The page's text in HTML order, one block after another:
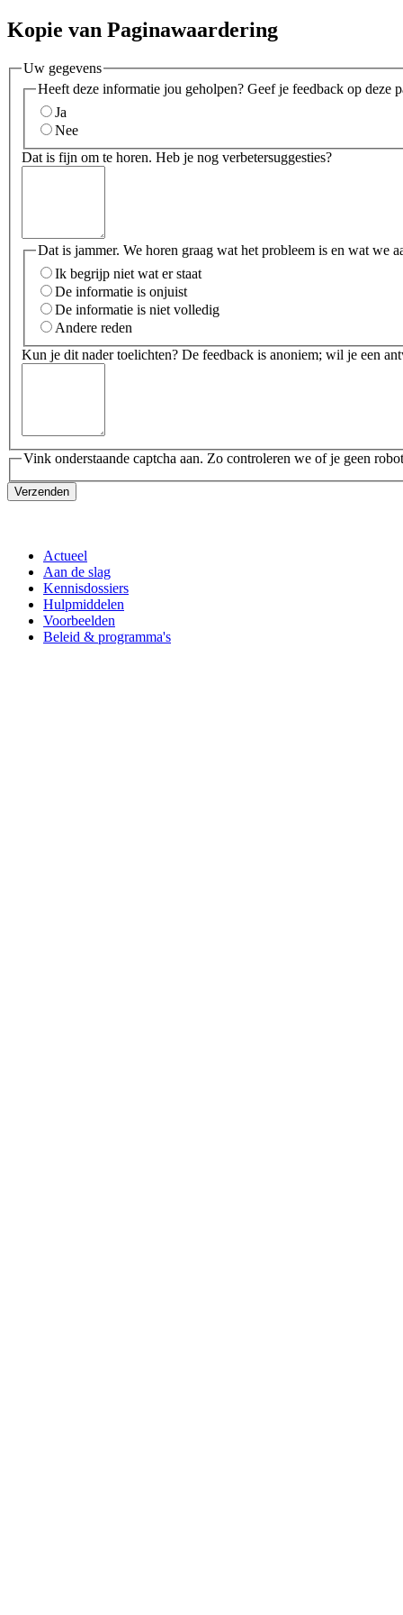
Kopie van Paginawaardering
Uw gegevens
Heeft deze informatie jou geholpen? Geef je feedback op deze
Ja
Nee
Dat is fijn om te horen. Heb je nog verbetersuggesties?
Dat is jammer. We horen graag wat het probleem is en wat we
Ik begrijp niet wat er staat
De informatie is onjuist
De informatie is niet volledig
Andere reden
Kun je dit nader toelichten? De feedback is anoniem; wil je een
Vink onderstaande captcha aan. Zo controleren we of je geen
Verzenden
Actueel
Aan de slag
Kennisdossiers
Hulpmiddelen
Voorbeelden
Beleid & programma's